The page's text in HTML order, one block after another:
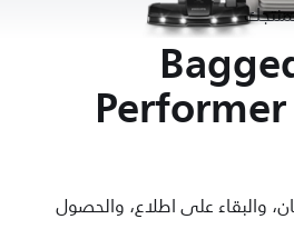
والبقاء على اطلاع، والحصول